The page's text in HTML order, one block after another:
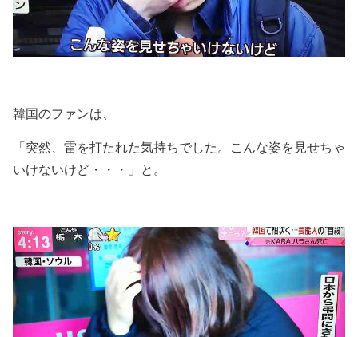
韓国のファンは、
「突然、雷を打たれた気持ちでした。こんな姿を見せちゃ
いけないけど・・・」と。